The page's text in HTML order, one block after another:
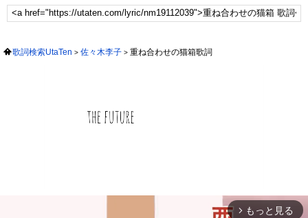
歌詞検索UtaTen 佐々木李子 重ね合わせの猫箱歌詞
arrow_forward_ios もっと見る